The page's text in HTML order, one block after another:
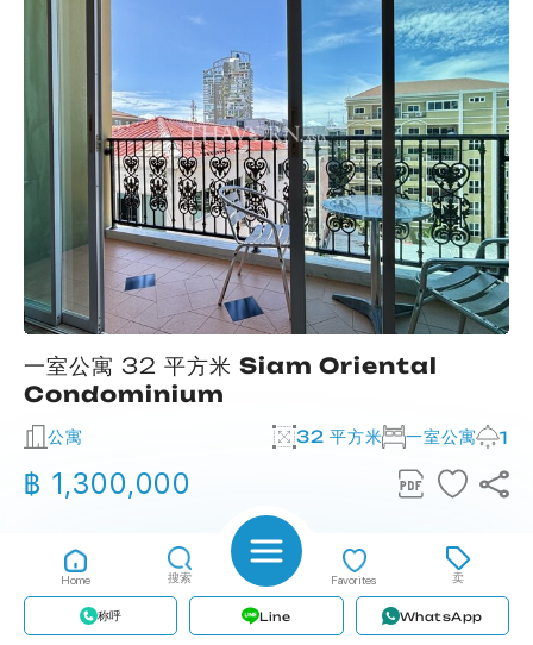
Home 搜索 Favorites 卖
称呼 Line WhatsApp
一室公寓 32 平方米 Siam Oriental
Condominium
公寓 32 平方米 一室公寓 1
฿ 1,300,000